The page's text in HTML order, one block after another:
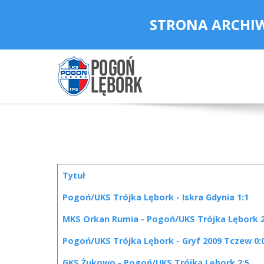
STRONA
Spis artykułów
Tytuł
Pogoń/UKS Trójka Lębork - Iskra Gdynia 1:1
MKS Orkan Rumia - Pogoń/UKS Trójka Lębork
Pogoń/UKS Trójka Lębork - Gryf 2009 Tczew